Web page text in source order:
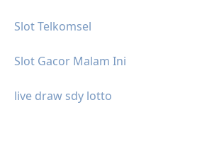
Slot Telkomsel
Slot Gacor Malam Ini
live draw sdy lotto